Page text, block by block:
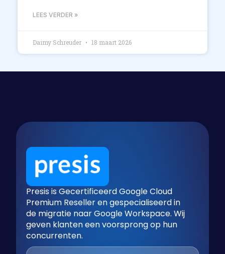
LEES VERDER »
Daimy Schreuder 18 maart 2026
Presis is Gecertificeerd Google Cloud
Premium Reseller en gespecialiseerd in
de migratie naar Google Workspace. Wij
geven klanten een voorsprong op hun
concurrenten.